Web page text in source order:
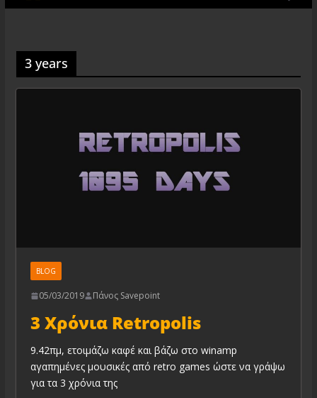
3 years
BLOG
05/03/2019 Πάνος Savepoint
3 Χρόνια Retropolis
9.42πμ, ετοιμάζω καφέ και βάζω στο winamp
αγαπημένες μουσικές από retro games ώστε να γράψω
για τα 3 χρόνια της